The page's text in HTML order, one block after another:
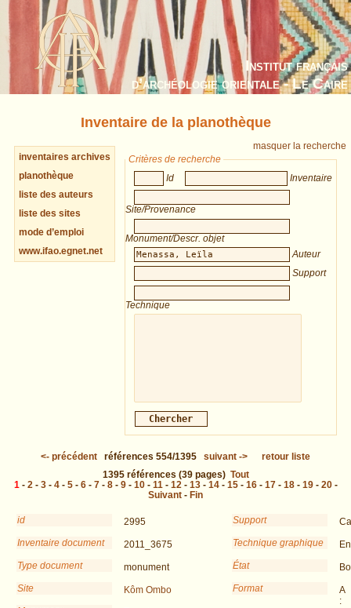
Institut français
d’archéologie orientale - Le Caire
Inventaire de la planothèque
inventaires archives
planothèque
liste des auteurs
liste des sites
mode d’emploi
www.ifao.egnet.net
masquer la recherche
Critères de recherche
Id
Inventaire
Site/Provenance
Monument/Descr. objet
Auteur
Support
Technique
<- précédent références 554/1395 suivant ->
retour liste
1395 références (39 pages) Tout
1 - 2 - 3- 4- 5- 6- 7- 8- 9- 10- 11 - 12 - 13- 14- 15- 16- 17- 18- 19- 20-
Suivant - Fin
id
2995
Inventaire document
2011_3675
Type document
monument
Site
Kôm Ombo
Support
Technique graphique
État
Format
A
: